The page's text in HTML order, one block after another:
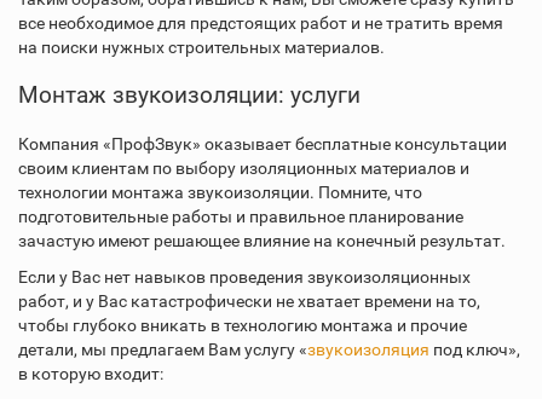
все необходимое для предстоящих работ и не тратить время
на поиски нужных строительных материалов.
Монтаж звукоизоляции: услуги
Компания «ПрофЗвук» оказывает бесплатные консультации
своим клиентам по выбору изоляционных материалов и
технологии монтажа звукоизоляции. Помните, что
подготовительные работы и правильное планирование
зачастую имеют решающее влияние на конечный результат.
Если у Вас нет навыков проведения звукоизоляционных
работ, и у Вас катастрофически не хватает времени на то,
чтобы глубоко вникать в технологию монтажа и прочие
детали, мы предлагаем Вам услугу «звукоизоляция под ключ»,
в которую входит: